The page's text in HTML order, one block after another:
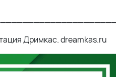
Дримкас. dreamkas.ru